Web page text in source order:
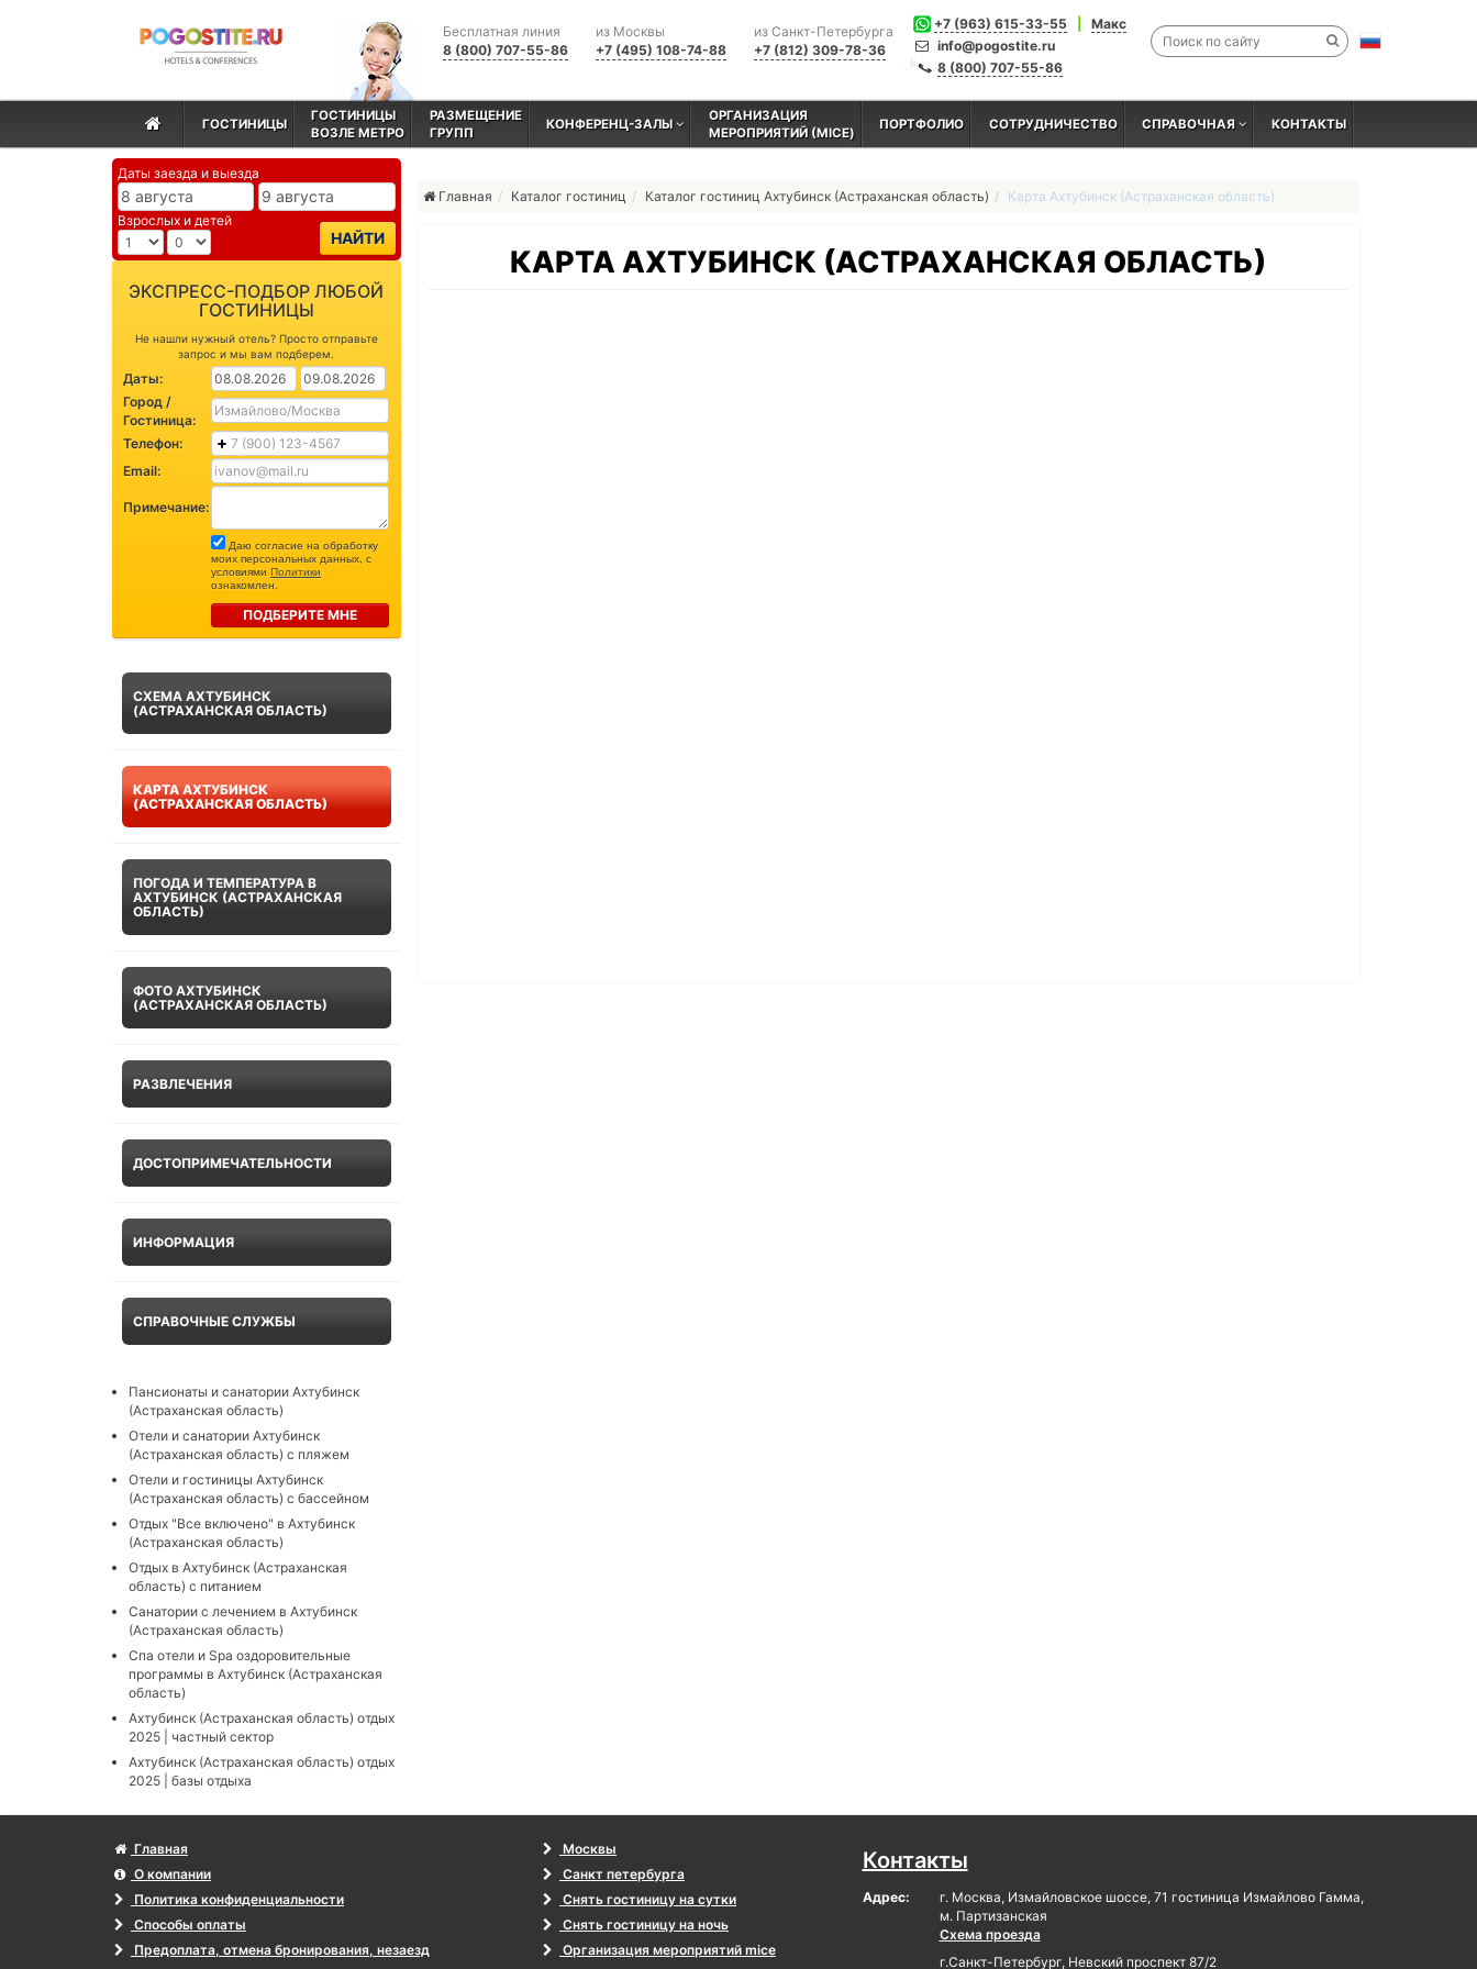
+7 (963) 615-33-55
Макс
info@pogostite.ru
8 (800) 707-55-86
из Санкт-Петербурга
+7 (812) 309-78-36
из Москвы
+7 (495) 108-74-88
Бесплатная линия
8 (800) 707-55-86
ГОСТИНИЦЫ
ГОСТИНИЦЫ
ВОЗЛЕ МЕТРО
РАЗМЕЩЕНИЕ
ГРУПП
КОНФЕРЕНЦ-ЗАЛЫ
ОРГАНИЗАЦИЯ
МЕРОПРИЯТИЙ (MICE)
ПОРТФОЛИО СОТРУДНИЧЕСТВО СПРАВОЧНАЯ КОНТАКТЫ
Даты заезда и выезда
Взрослых и детей
НАЙТИ
ЭКСПРЕСС-ПОДБОР ЛЮБОЙ
ГОСТИНИЦЫ
Не нашли нужный отель? Просто отправьте
запрос и мы вам подберем.
Даты:
Город /
Гостиница:
Телефон:
Email:
Примечание:
Даю согласие на обработку
моих персональных данных, с
условиями Политики
ознакомлен.
ПОДБЕРИТЕ МНЕ
СХЕМА АХТУБИНСК
(АСТРАХАНСКАЯ ОБЛАСТЬ)
КАРТА АХТУБИНСК
(АСТРАХАНСКАЯ ОБЛАСТЬ)
ПОГОДА И ТЕМПЕРАТУРА В
АХТУБИНСК (АСТРАХАНСКАЯ
ОБЛАСТЬ)
ФОТО АХТУБИНСК
(АСТРАХАНСКАЯ ОБЛАСТЬ)
РАЗВЛЕЧЕНИЯ
ДОСТОПРИМЕЧАТЕЛЬНОСТИ
ИНФОРМАЦИЯ
СПРАВОЧНЫЕ СЛУЖБЫ
Пансионаты и санатории Ахтубинск
(Астраханская область)
Отели и санатории Ахтубинск
(Астраханская область) с пляжем
Отели и гостиницы Ахтубинск
(Астраханская область) с бассейном
Отдых "Все включено" в Ахтубинск
(Астраханская область)
Отдых в Ахтубинск (Астраханская
область) с питанием
Санатории с лечением в Ахтубинск
(Астраханская область)
Cпа отели и Spa оздоровительные
программы в Ахтубинск (Астраханская
область)
Ахтубинск (Астраханская область) отдых
2025 | частный сектор
Ахтубинск (Астраханская область) отдых
2025 | базы отдыха
Главная Каталог гостиниц Каталог гостиниц Ахтубинск (Астраханская область) Карта Ахтубинск (Астраханская область)
КАРТА АХТУБИНСК (АСТРАХАНСКАЯ ОБЛАСТЬ)
Главная
О компании
Политика конфиденциальности
Способы оплаты
Предоплата, отмена бронирования, незаезд
Москвы
Санкт петербурга
Снять гостиницу на сутки
Снять гостиницу на ночь
Организация мероприятий mice
Контакты
Адрес:
г. Москва, Измайловское шоссе, 71 гостиница Измайлово Гамма,
м. Партизанская
Схема проезда
г.Санкт-Петербург, Невский проспект 87/2